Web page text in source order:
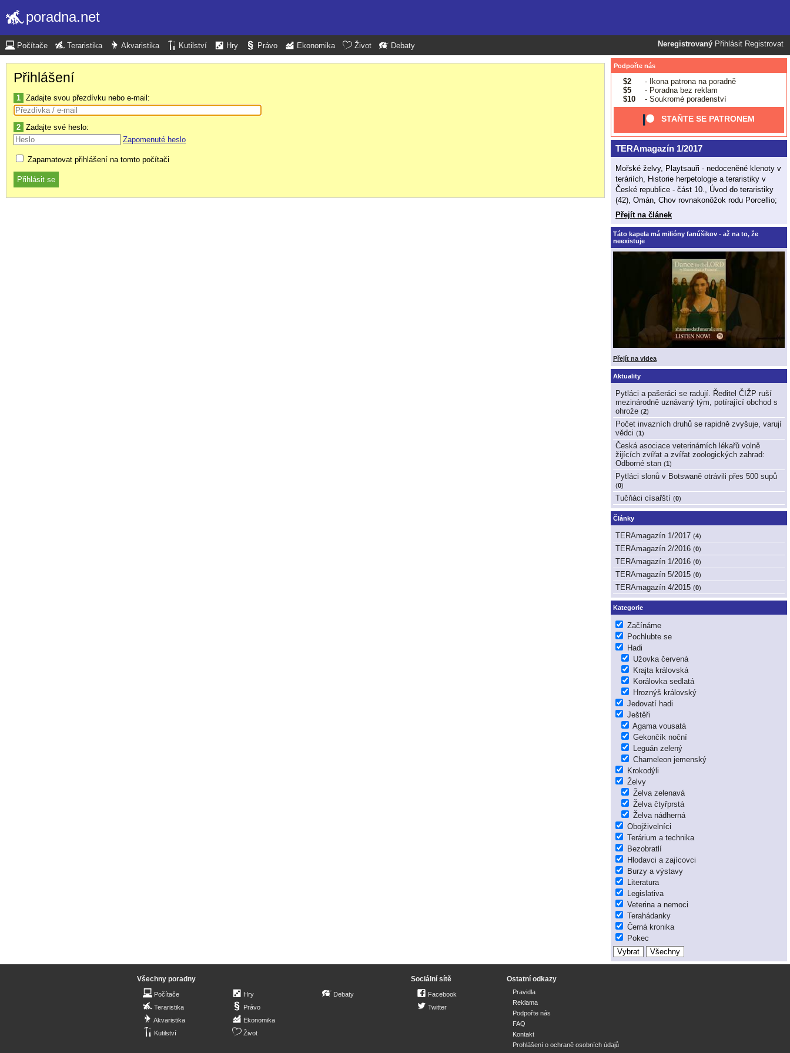
poradna.net
Neregistrovaný Přihlásit Registrovat
Počítače Teraristika Akvaristika Kutilství Hry Právo Ekonomika Život Debaty
Přihlášení
1 Zadajte svou přezdívku nebo e-mail:
2 Zadajte své heslo:
Zapomenuté heslo
Zapamatovat přihlášení na tomto počítači
Podpořte nás
$2
- Ikona patrona na poradně
$5
- Poradna bez reklam
$10
- Soukromé poradenství
STAŇTE SE PATRONEM
TERAmagazín 1/2017
Mořské želvy, Playtsauři - nedoceněné klenoty v
teráriích, Historie herpetologie a teraristiky v
České republice - část 10., Úvod do teraristiky
(42), Omán, Chov rovnakonôžok rodu Porcellio;
Přejít na článek
Táto kapela má milióny fanúšikov - až na to, že
neexistuje
Přejít na videa
Aktuality
Pytláci a pašeráci se radují. Ředitel ČIŽP ruší
mezinárodně uznávaný tým, potírající obchod s
ohrože (2)
Počet invazních druhů se rapidně zvyšuje, varují
vědci (1)
Česká asociace veterinárních lékařů volně
žijících zvířat a zvířat zoologických zahrad:
Odborné stan (1)
Pytláci slonů v Botswaně otrávili přes 500 supů
(0)
Tučňáci císařští (0)
Články
TERAmagazín 1/2017 (4)
TERAmagazín 2/2016 (0)
TERAmagazín 1/2016 (0)
TERAmagazín 5/2015 (0)
TERAmagazín 4/2015 (0)
Kategorie
Začínáme
Pochlubte se
Hadi
Užovka červená
Krajta královská
Korálovka sedlatá
Hroznýš královský
Jedovatí hadi
Ještěři
Agama vousatá
Gekončík noční
Leguán zelený
Chameleon jemenský
Krokodýli
Želvy
Želva zelenavá
Želva čtyřprstá
Želva nádherná
Obojživelníci
Terárium a technika
Bezobratlí
Hlodavci a zajícovci
Burzy a výstavy
Literatura
Legislativa
Veterina a nemoci
Terahádanky
Černá kronika
Pokec
Všechny poradny
Počítače
Teraristika
Akvaristika
Kutilství
Hry
Právo
Ekonomika
Život
Debaty
Sociální sítě
Facebook
Twitter
Ostatní odkazy
Pravidla
Reklama
Podpořte nás
FAQ
Kontakt
Prohlášení o ochraně osobních údajů